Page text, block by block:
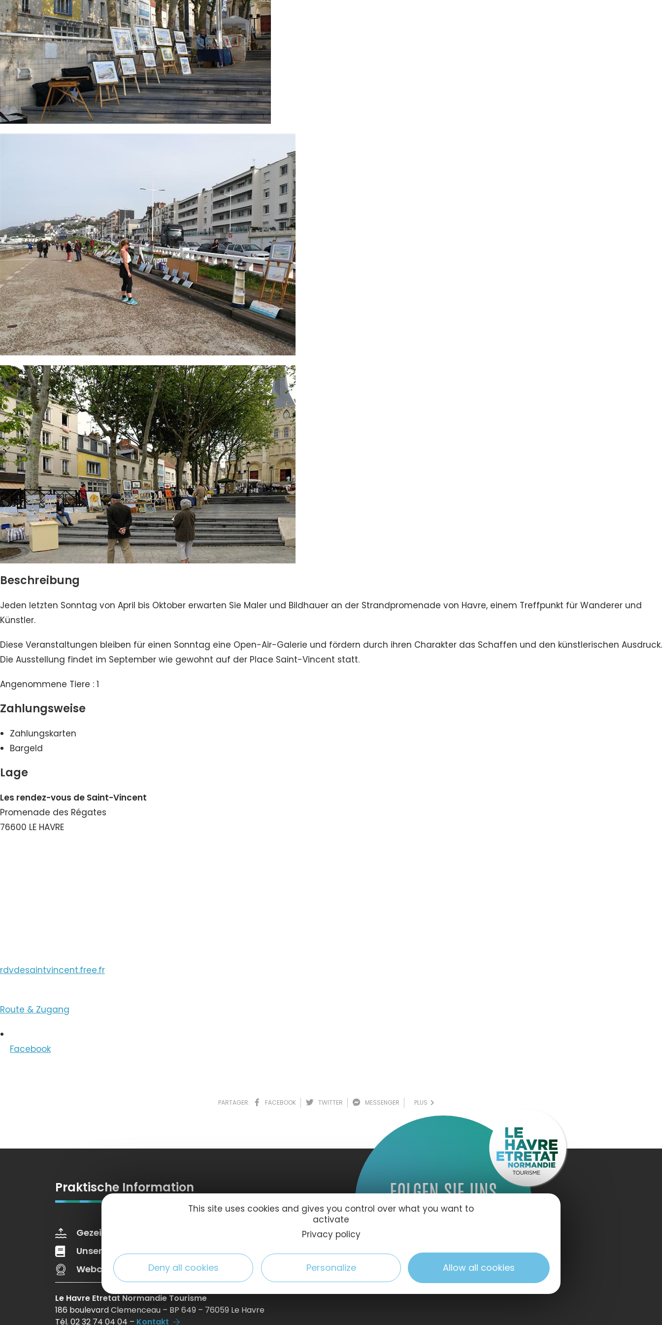
Beschreibung
Jeden letzten Sonntag von April bis Oktober erwarten Sie Maler und Bildhauer an der Strandpromenade von Havre, einem Treffpunkt für Wanderer und
Künstler.
Diese Veranstaltungen bleiben für einen Sonntag eine Open-Air-Galerie und fördern durch ihren Charakter das Schaffen und den künstlerischen Ausdruck.
Die Ausstellung findet im September wie gewohnt auf der Place Saint-Vincent statt.
Angenommene Tiere : 1
Zahlungsweise
Zahlungskarten
Bargeld
Lage
Les rendez-vous de Saint-Vincent
Promenade des Régates
76600 LE HAVRE
rdvdesaintvincent.free.fr
Route & Zugang
Facebook
PARTAGER: FACEBOOK TWITTER MESSENGER PLUS
FOLGEN SIE UNS
Praktische Information
Gezeiten
Unsere Broschüren
Web Tv
Webcams
Le Havre Etretat Normandie Tourisme
186 boulevard Clemenceau – BP 649 – 76059 Le Havre
Tél. 02 32 74 04 04 – Kontakt
This site uses cookies and gives you control over what you want to
activate
Privacy policy
Allow all cookies
Personalize
Deny all cookies